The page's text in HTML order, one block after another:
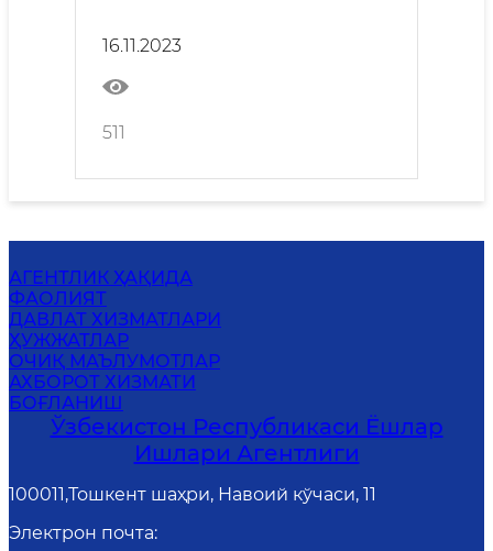
Республика босқичларини
ташкил этиш юзасидан
матбуот анжумани ўтказилди
16.11.2023
511
АГЕНТЛИК ҲАҚИДА
ФАОЛИЯТ
ДАВЛАТ ХИЗМАТЛАРИ
ҲУЖЖАТЛАР
ОЧИҚ МАЪЛУМОТЛАР
АХБОРОТ ХИЗМАТИ
БОҒЛАНИШ
Ўзбекистон Республикаси Ёшлар
Ишлари Агентлиги
100011,Тошкент шаҳри, Навоий кўчаси, 11
Электрон почта: